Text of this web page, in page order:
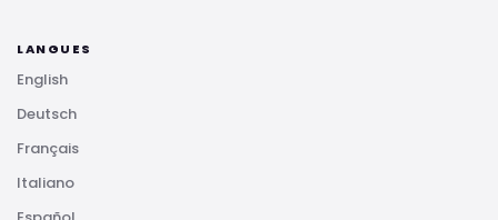
LANGUES
English
Deutsch
Français
Italiano